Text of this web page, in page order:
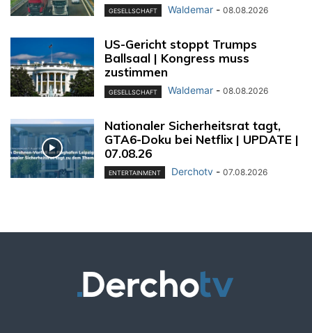
GESELLSCHAFT Waldemar - 08.08.2026
US-Gericht stoppt Trumps
Ballsaal | Kongress muss
zustimmen
GESELLSCHAFT Waldemar - 08.08.2026
Nationaler Sicherheitsrat tagt,
GTA6-Doku bei Netflix | UPDATE |
07.08.26
ENTERTAINMENT Derchotv - 07.08.2026